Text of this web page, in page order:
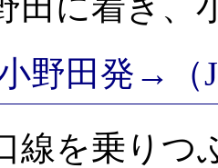
野田発→（
を乗りつ